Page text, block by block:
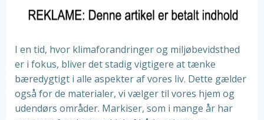
I en tid, hvor klimaforandringer og miljøbevidsthed
er i fokus, bliver det stadig vigtigere at tænke
bæredygtigt i alle aspekter af vores liv. Dette gælder
også for de materialer, vi vælger til vores hjem og
udendørs områder. Markiser, som i mange år har